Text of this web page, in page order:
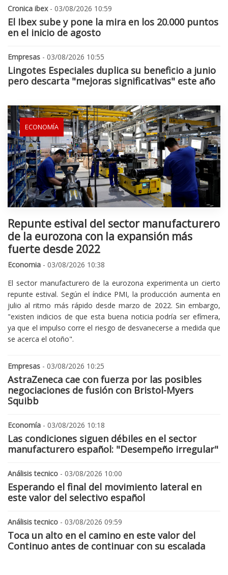
Cronica ibex- 03/08/2026 10:59
El Ibex sube y pone la mira en los 20.000 puntos
en el inicio de agosto
Empresas - 03/08/2026 10:55
Lingotes Especiales duplica su beneficio a junio
pero descarta "mejoras significativas" este año
ECONOMÍA
Repunte estival del sector manufacturero
de la eurozona con la expansión más
fuerte desde 2022
Economia - 03/08/2026 10:38
El sector manufacturero de la eurozona experimenta un cierto
repunte estival. Según el índice PMI, la producción aumenta en
julio al ritmo más rápido desde marzo de 2022. Sin embargo,
"existen indicios de que esta buena noticia podría ser efímera,
ya que el impulso corre el riesgo de desvanecerse a medida que
se acerca el otoño".
Empresas - 03/08/2026 10:25
AstraZeneca cae con fuerza por las posibles
negociaciones de fusión con Bristol-Myers
Squibb
Economía - 03/08/2026 10:18
Las condiciones siguen débiles en el sector
manufacturero español: "Desempeño irregular"
Análisis tecnico - 03/08/2026 10:00
Esperando el final del movimiento lateral en
este valor del selectivo español
Análisis tecnico - 03/08/2026 09:59
Toca un alto en el camino en este valor del
Continuo antes de continuar con su escalada